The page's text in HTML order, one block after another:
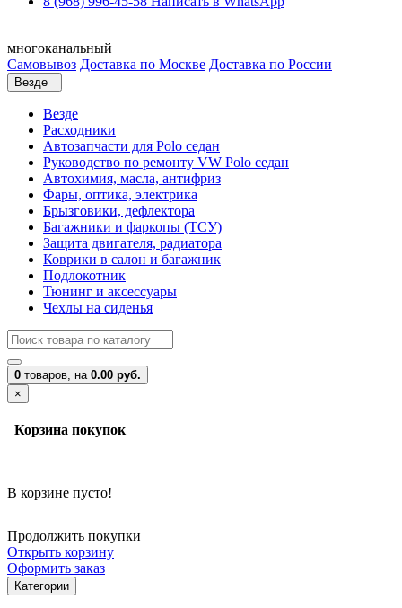
многоканальный
Самовывоз Доставка по Москве Доставка по России
Везде
Везде
Расходники
Автозапчасти для Polo седан
Руководство по ремонту VW Polo седан
Автохимия, масла, антифриз
Фары, оптика, электрика
Брызговики, дефлектора
Багажники и фаркопы (ТСУ)
Защита двигателя, радиатора
Коврики в салон и багажник
Подлокотник
Тюнинг и аксессуары
Чехлы на сиденья
0 товаров, на 0.00 руб.
×
Корзина покупок
В корзине пусто!
Продолжить покупки
Открыть корзину
Оформить заказ
Категории